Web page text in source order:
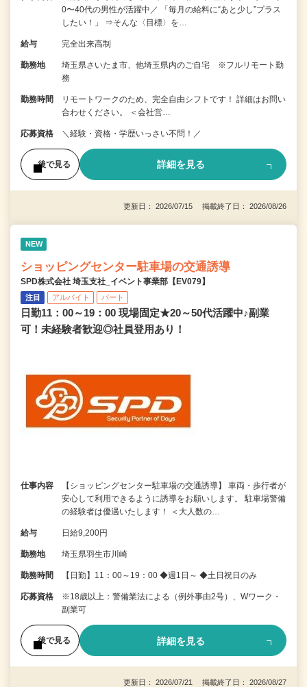
0〜40代の男性が活躍中／ 「毎月の給料に“あと少し”プラス
したい！」 ⇒そんな〈目標〉を…
給与 完全出来高制
勤務地
埼玉県さいたま市、他埼玉県内のご自宅 ※フルリモート勤
務
勤務時間
リモートワークのため、完全自由シフトです！ 詳細はお問い
合わせください。 ＜会社営…
応募資格 ＼経験・資格・学歴いっさい不問！／
後で見る 詳細を見る
更新日： 2026/07/15 掲載終了日： 2026/08/26
NEW
ショッピングセンター駐車場の交通誘導
SPD株式会社 埼玉支社_イベント事業部【EV079】
注目 アルバイト パート
日勤11：00～19：00 現場固定★20～50代活躍中♪副業
可！未経験者歓迎◎社員登用あり！
仕事内容
【ショッピングセンター駐車場の交通誘導】 車両・歩行者が
安心して利用できるように誘導をお願いします。 駐車場警備
の経験者は優遇いたします！ ＜大人数の…
給与 日給9,200円
勤務地 埼玉県羽生市川崎
勤務時間 【日勤】11：00～19：00 ◆週1日～ ◆土日祝日のみ
応募資格
※18歳以上：警備業法による（例外事由2号）、Wワーク・
副業可
後で見る 詳細を見る
更新日： 2026/07/21 掲載終了日： 2026/08/27